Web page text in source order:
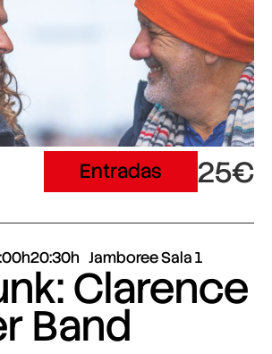
Entradas 25€
20:30h Jamboree Sala 1
Clarence
Band